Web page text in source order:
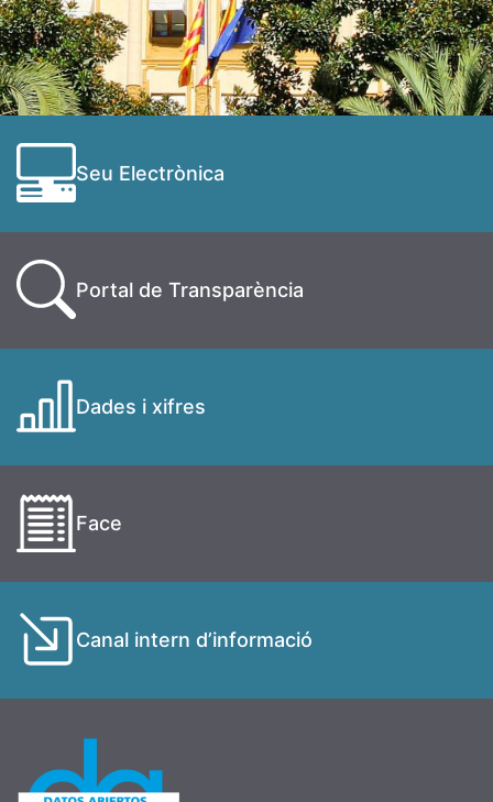
Seu Electrònica
Portal de Transparència
Dades i xifres
Face
Canal intern d’informació